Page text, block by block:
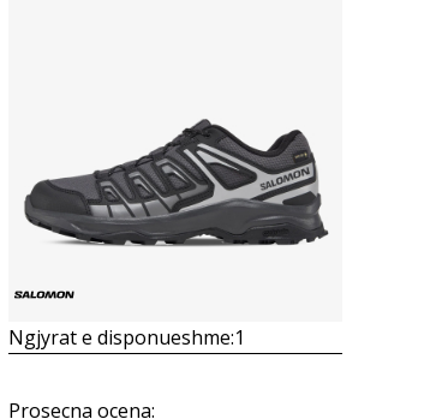
Krahasoni
Ngjyrat e disponueshme:1
Prosecna ocena: